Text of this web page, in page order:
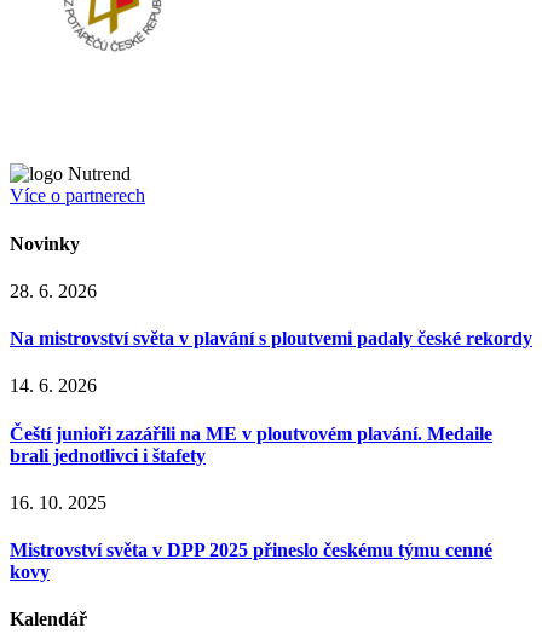
Více o partnerech
Novinky
28. 6. 2026
Na mistrovství světa v plavání s ploutvemi padaly české rekordy
14. 6. 2026
Čeští junioři zazářili na ME v ploutvovém plavání. Medaile
brali jednotlivci i štafety
16. 10. 2025
Mistrovství světa v DPP 2025 přineslo českému týmu cenné
kovy
Kalendář